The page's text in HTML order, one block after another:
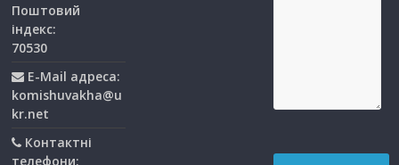
Поштовий
індекс:
70530
E-Mail адреса:
komishuvakha@u
kr.net
Контактні
телефони: